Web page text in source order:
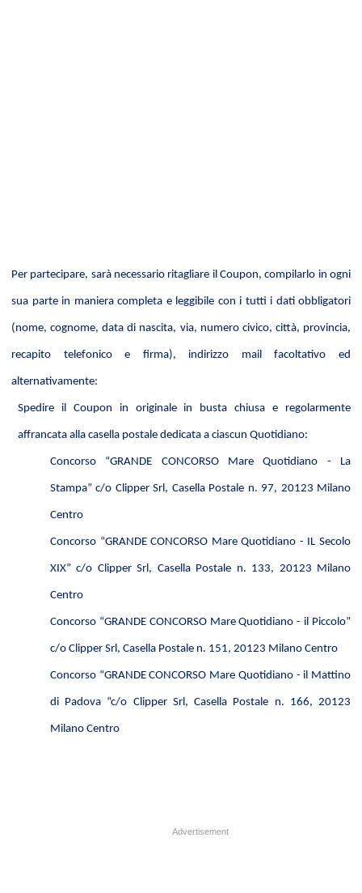
Per partecipare, sarà necessario ritagliare il Coupon, compilarlo in ogni
sua parte in maniera completa e leggibile con i tutti i dati obbligatori
(nome, cognome, data di nascita, via, numero civico, città, provincia,
recapito telefonico e firma), indirizzo mail facoltativo ed
alternativamente:
Spedire il Coupon in originale in busta chiusa e regolarmente
affrancata alla casella postale dedicata a ciascun Quotidiano:
Concorso “GRANDE CONCORSO Mare Quotidiano - La
Stampa” c/o Clipper Srl, Casella Postale n. 97, 20123 Milano
Centro
Concorso “GRANDE CONCORSO Mare Quotidiano - IL Secolo
XIX” c/o Clipper Srl, Casella Postale n. 133, 20123 Milano
Centro
Concorso “GRANDE CONCORSO Mare Quotidiano- il Piccolo”
c/o Clipper Srl, Casella Postale n. 151, 20123 Milano Centro
Concorso “GRANDE CONCORSO Mare Quotidiano - il Mattino
di Padova “c/o Clipper Srl, Casella Postale n. 166, 20123
Milano Centro